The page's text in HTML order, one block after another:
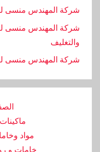
شركة المهندس منسى
شركة المهندس منسى
والتغليف
‏شركة المهندس منسى
مواد
خامات و